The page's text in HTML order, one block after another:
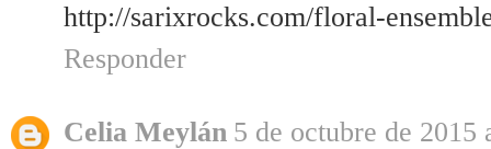
http://sarixrocks.com/floral-
Responder
Celia Meylán 5 de octubre de 2015